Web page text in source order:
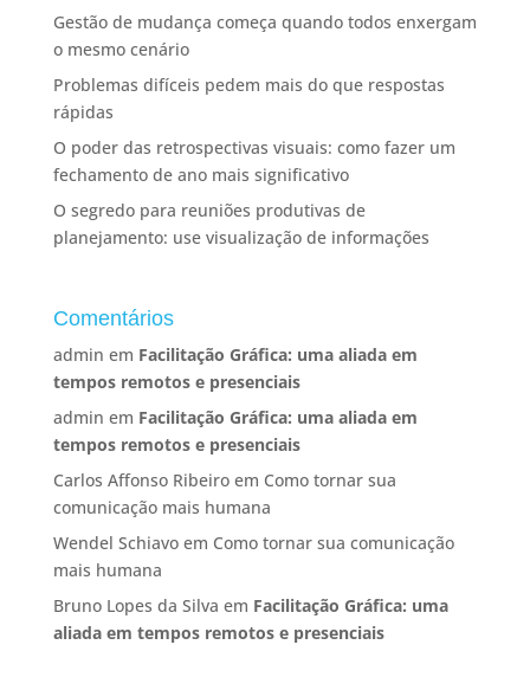
Gestão de mudança começa quando todos enxergam
o mesmo cenário
Problemas difíceis pedem mais do que respostas
rápidas
O poder das retrospectivas visuais: como fazer um
fechamento de ano mais significativo
O segredo para reuniões produtivas de
planejamento: use visualização de informações
Comentários
admin em Facilitação Gráfica: uma aliada em
tempos remotos e presenciais
admin em Facilitação Gráfica: uma aliada em
tempos remotos e presenciais
Carlos Affonso Ribeiroem Como tornar sua
comunicação mais humana
Wendel Schiavoem Como tornar sua comunicação
mais humana
Bruno Lopes da Silva em Facilitação Gráfica: uma
aliada em tempos remotos e presenciais